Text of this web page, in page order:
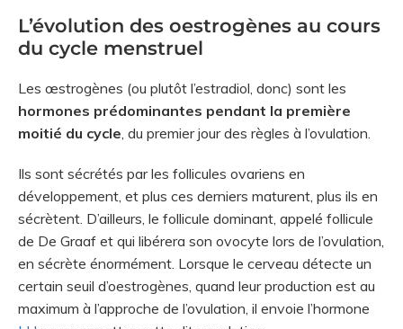
L’évolution des oestrogènes au cours
du cycle menstruel
Les œstrogènes (ou plutôt l’estradiol, donc) sont les
hormones prédominantes pendant la première
moitié du cycle , du premier jour des règles à l’ovulation.
Ils sont sécrétés par les follicules ovariens en
développement, et plus ces derniers maturent, plus ils en
sécrètent. D’ailleurs, le follicule dominant, appelé follicule
de De Graaf et qui libérera son ovocyte lors de l’ovulation,
en sécrète énormément. Lorsque le cerveau détecte un
certain seuil d’oestrogènes, quand leur production est au
maximum à l’approche de l’ovulation, il envoie l’hormone